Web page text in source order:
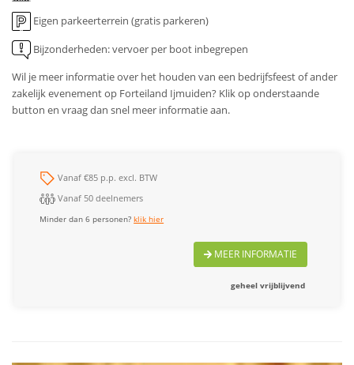
Eigen parkeerterrein (gratis parkeren)
Bijzonderheden: vervoer per boot inbegrepen
Wil je meer informatie over het houden van een bedrijfsfeest of ander
zakelijk evenement op Forteiland Ijmuiden? Klik op onderstaande
button en vraag dan snel meer informatie aan.
Vanaf €85 p.p. excl. BTW
Vanaf 50 deelnemers
Minder dan 6 personen?klik hier
MEER INFORMATIE
geheel vrijblijvend